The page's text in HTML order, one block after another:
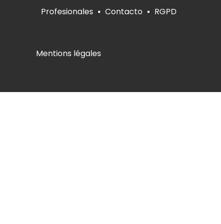
Profesionales
Contacto RGPD
Mentions légales